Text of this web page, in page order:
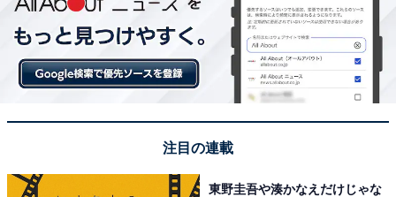
デザインです。
＞次ページ：バリエーション豊かなラインアップ
注目の連載
東野圭吾や湊かなえだけじゃな